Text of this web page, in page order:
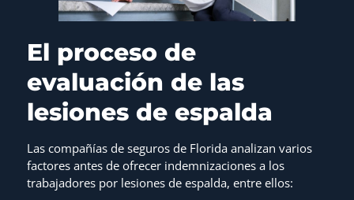
El proceso de
evaluación de las
lesiones de espalda
Las compañías de seguros de Florida analizan varios
factores antes de ofrecer indemnizaciones a los
trabajadores por lesiones de espalda, entre ellos: